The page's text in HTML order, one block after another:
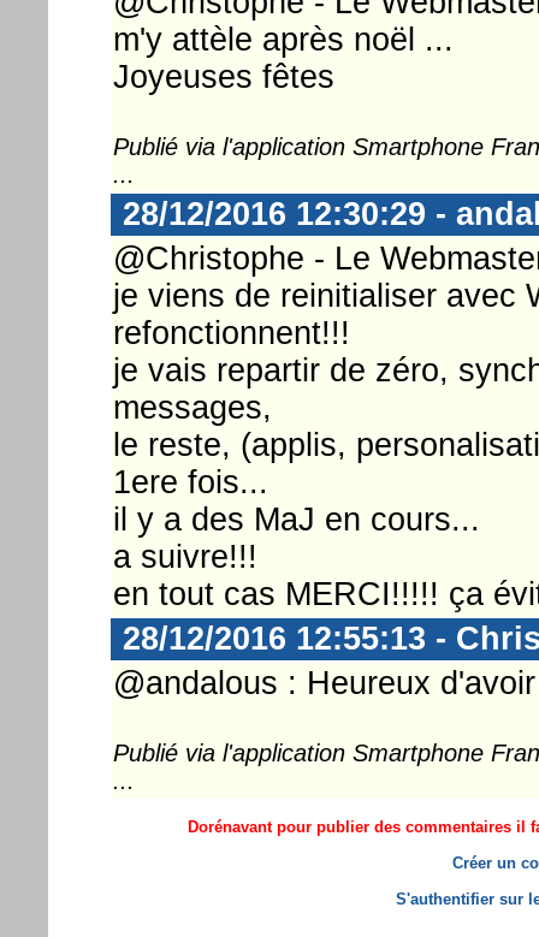
m'y attèle après noël ...
Joyeuses fêtes
Publié via l'application Smartphone
...
28/12/2016 12:30:29 -
@Christophe - Le
je viens de reinitialiser avec
refonctionnent!!!
je vais repartir de zéro,
messages,
le reste, (applis,
1ere fois...
il y a des MaJ en cours...
a suivre!!!
en tout cas MERCI!!!!! ça
28/12/2016 12:55:13 -
@andalous : Heureux
Publié via l'application Smartphone
...
Dorénavant pour publier des commentaires il
Créer un
S'authentifier sur